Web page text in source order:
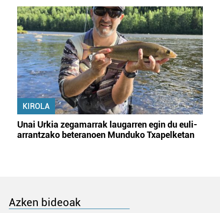
KIROLA
Unai Urkia zegamarrak laugarren egin du euli-
arrantzako beteranoen Munduko Txapelketan
Azken bideoak